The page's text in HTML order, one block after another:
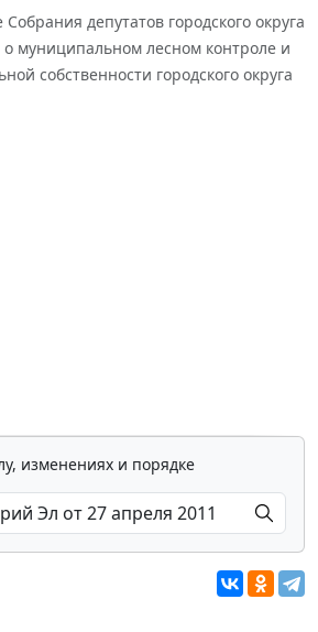
депутатов городского округа
муниципальном лесном контроле и
собственности городского округа
изменениях и порядке